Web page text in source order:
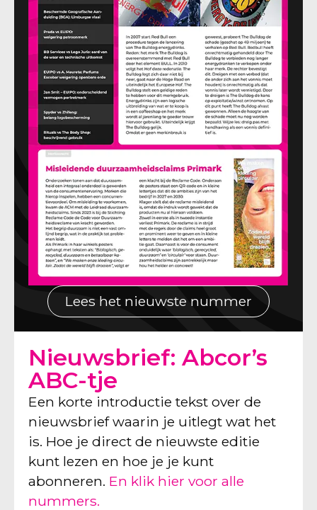
Lees het nieuwste nummer
Nieuwsbrief: Abcor’s
ABC-tje
Een korte introductie tekst over de
nieuwsbrief waarin je uitlegt wat het
is. Hoe je direct de nieuwste editie
kunt lezen en hoe je je kunt
abonneren. En klik hier voor alle
nummers.